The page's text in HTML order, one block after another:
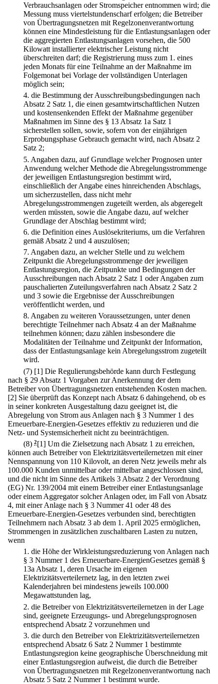
Verbrauchsanlagen oder Stromspeicher entnommen wird; die
Messung muss viertelstundenscharf erfolgen; die Betreiber
von Übertragungsnetzen mit Regelzonenverantwortung
können eine Mindestleistung für die Entlastungsanlagen oder
die aggregierten Entlastungsanlagen vorsehen, die 500
Kilowatt installierter elektrischer Leistung nicht
überschreiten darf; die Registrierung muss zum 1. eines
jeden Monats für eine Teilnahme an der Maßnahme im
Folgemonat bei Vorlage der vollständigen Unterlagen
möglich sein;
4. die Bestimmung der Ausschreibungsbedingungen nach
Absatz 2 Satz 1, die einen gesamtwirtschaftlichen Nutzen
und kostensenkenden Effekt der Maßnahme gegenüber
Maßnahmen im Sinne des § 13 Absatz 1a Satz 1
sicherstellen sollen, sowie, sofern von der einjährigen
Erprobungsphase Gebrauch gemacht wird, nach Absatz 2
Satz 2;
5. Angaben dazu, auf Grundlage welcher Prognosen unter
Anwendung welcher Methode die Abregelungsstrommenge
der jeweiligen Entlastungsregion bestimmt wird,
einschließlich der Angabe eines hinreichenden Abschlags,
um sicherzustellen, dass nicht mehr
Abregelungsstrommengen zugeteilt werden, als abgeregelt
werden müssten, sowie die Angabe dazu, auf welcher
Grundlage der Abschlag bestimmt wird;
6. die Definition eines Auslösekriteriums, um die Verfahren
gemäß Absatz 2 und 4 auszulösen;
7. Angaben dazu, an welcher Stelle und zu welchem
Zeitpunkt die Abregelungsstrommenge der jeweiligen
Entlastungsregion, die Zeitpunkte und Bedingungen der
Ausschreibungen nach Absatz 2 Satz 1 oder Angaben zum
pauschalierten Zuteilungsverfahren nach Absatz 2 Satz 2
und 3 sowie die Ergebnisse der Ausschreibungen
veröffentlicht werden, und
8. Angaben zu weiteren Voraussetzungen, unter denen
berechtigte Teilnehmer nach Absatz 4 an der Maßnahme
teilnehmen können; dazu zählen insbesondere die
Modalitäten der Teilnahme und Zeitpunkt der Information,
dass der Entlastungsanlage kein Abregelungsstrom zugeteilt
wird.
(7) [1] Die Regulierungsbehörde kann durch Festlegung
nach § 29 Absatz 1 Vorgaben zur Anerkennung der dem
Betreiber von Übertragungsnetzen entstehenden Kosten machen.
[2] Sie überprüft das Konzept nach Absatz 6 dahingehend, ob es
in seiner konkreten Ausgestaltung dazu geeignet ist, die
Abregelung von Strom aus Anlagen nach § 3 Nummer 1 des
Erneuerbare-Energien-Gesetzes effektiv zu reduzieren und die
Netz- und Systemsicherheit nicht zu beeinträchtigen.
(8) 2[1] Um die Zielsetzung nach Absatz 1 zu erreichen,
können auch Betreiber von Elektrizitätsverteilernetzen mit einer
Nennspannung von 110 Kilovolt, an deren Netz jeweils mehr als
100.000 Kunden unmittelbar oder mittelbar angeschlossen sind,
und die nicht im Sinne des Artikels 3 Absatz 2 der Verordnung
(EG) Nr. 139/2004 mit einem Betreiber einer Entlastungsanlage
oder einem Aggregator solcher Anlagen oder, im Fall von Absatz
4, mit einer Anlage nach § 3 Nummer 41 oder 48 des
Erneuerbare-Energien-Gesetzes verbunden sind, berechtigten
Teilnehmern nach Absatz 3 ab dem 1. April 2025 ermöglichen,
Strommengen in zusätzlichen zuschaltbaren Lasten zu nutzen,
wenn
1. die Höhe der Wirkleistungsreduzierung von Anlagen nach
§ 3 Nummer 1 des Erneuerbare-EnergienGesetzes gemäß §
13a Absatz 1, deren Ursache im eigenen
Elektrizitätsverteilernetz lag, in den letzten zwei
Kalenderjahren bei mindestens jeweils 100.000
Megawattstunden lag,
2. die Betreiber von Elektrizitätsverteilernetzen in der Lage
sind, geeignete Erzeugungs- und Abregelungsprognosen
entsprechend Absatz 2 vorzunehmen und
3. die durch den Betreiber von Elektrizitätsverteilernetzen
entsprechend Absatz 6 Satz 2 Nummer 1 bestimmte
Entlastungsregion keine geographische Überschneidung mit
einer Entlastungsregion aufweist, die durch die Betreiber
von Übertragungsnetzen mit Regelzonenverantwortung nach
Absatz 5 Satz 2 Nummer 1 bestimmt wurde.